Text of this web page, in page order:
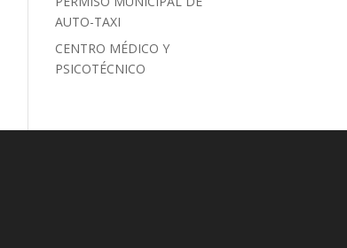
AUTO-TAXI
CENTRO MÉDICO Y
PSICOTÉCNICO